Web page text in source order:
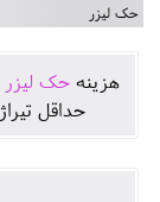
حک لیزر
هزينه حک لیزر
حداقل تيراژ